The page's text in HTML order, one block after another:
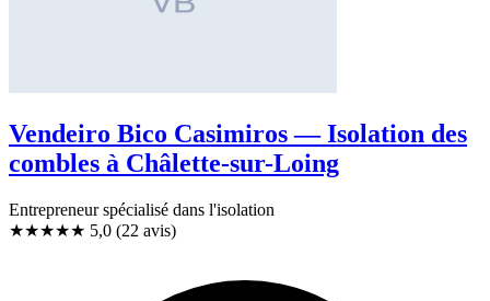
Vendeiro Bico Casimiros — Isolation des
combles à Châlette-sur-Loing
Entrepreneur spécialisé dans l'isolation
★★★★★ 5,0 (22 avis)